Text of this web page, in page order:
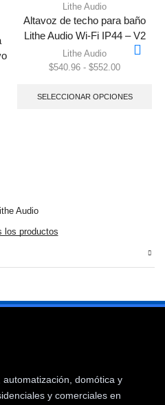
Lithe Audio
Altavoz de techo para baño
Lithe Audio Wi-Fi IP44 – V2
Lithe Audio
$540.96 - $552.00
SELECCIONAR OPCIONES
los productos
domótica y
y comerciales en